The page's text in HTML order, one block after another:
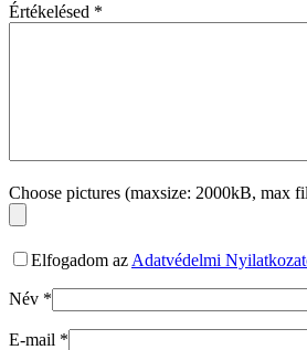
Értékelésed *
Choose pictures (maxsize: 2000kB, max
Elfogadom az Adatvédelmi
Név *
E-mail *